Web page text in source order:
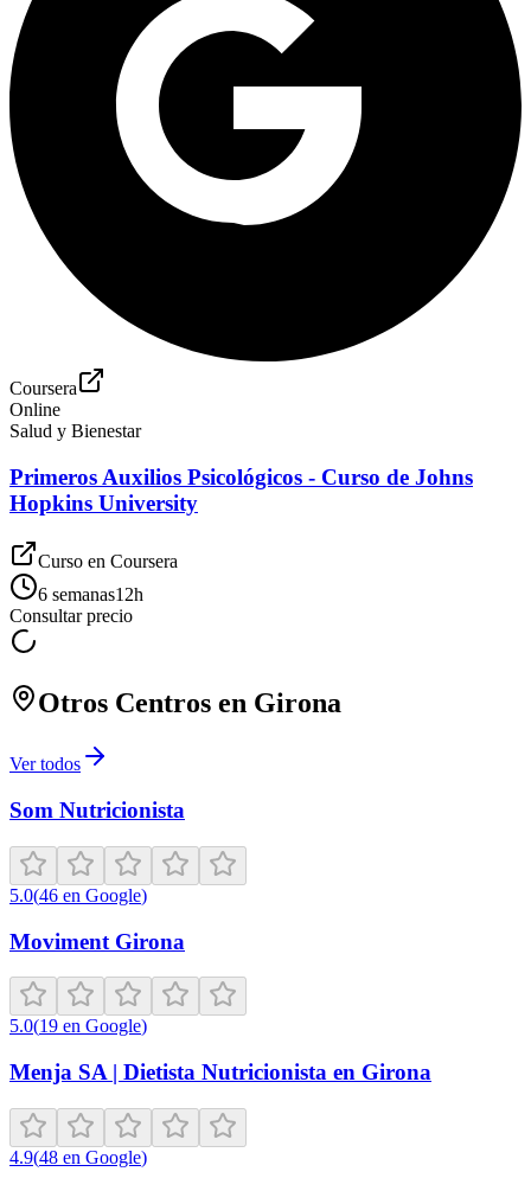
Coursera
Online
Salud y Bienestar
Primeros Auxilios Psicológicos - Curso de Johns
Hopkins University
Curso en Coursera
6 semanas12h
Consultar precio
Otros Centros en Girona
Ver todos
Som Nutricionista
5.0(46 en Google)
Moviment Girona
5.0(19 en Google)
Menja SA | Dietista Nutricionista en Girona
4.9(48 en Google)